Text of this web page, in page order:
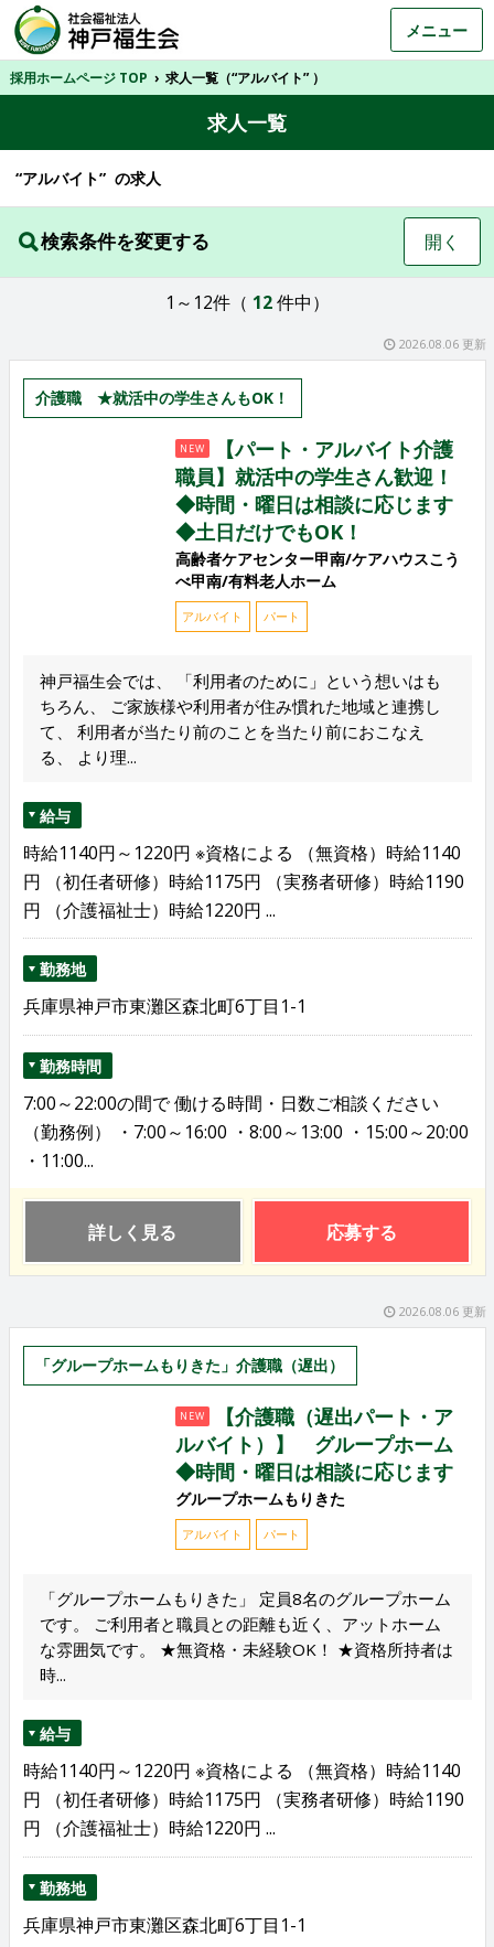
メニュー
採用ホームページ TOP › 求人一覧（“アルバイト” ）
求人一覧
“アルバイト” の求人
検索条件を変更する 開く
1～12件（ 12 件中）
2026.08.06 更新
介護職 ★就活中の学生さんもOK！
NEW
【パート・アルバイト介護
職員】就活中の学生さん歓迎！
◆時間・曜日は相談に応じます
◆土日だけでもOK！
高齢者ケアセンター甲南/ケアハウスこう
べ甲南/有料老人ホーム
アルバイト パート
神戸福生会では、 「利用者のために」という想いはも
ちろん、 ご家族様や利用者が住み慣れた地域と連携し
て、 利用者が当たり前のことを当たり前におこなえ
る、 より理...
給与
時給1140円～1220円 ※資格による （無資格）時給1140
円 （初任者研修）時給1175円 （実務者研修）時給1190
円 （介護福祉士）時給1220円 ...
勤務地
兵庫県神戸市東灘区森北町6丁目1-1
勤務時間
7:00～22:00の間で 働ける時間・日数ご相談ください
（勤務例） ・7:00～16:00 ・8:00～13:00 ・15:00～20:00
・11:00...
詳しく見る 応募する
2026.08.06 更新
「グループホームもりきた」介護職（遅出）
NEW
【介護職（遅出パート・ア
ルバイト）】 グループホーム
◆時間・曜日は相談に応じます
グループホームもりきた
アルバイト パート
「グループホームもりきた」 定員8名のグループホーム
です。 ご利用者と職員との距離も近く、アットホーム
な雰囲気です。 ★無資格・未経験OK！ ★資格所持者は
時...
給与
時給1140円～1220円 ※資格による （無資格）時給1140
円 （初任者研修）時給1175円 （実務者研修）時給1190
円 （介護福祉士）時給1220円 ...
勤務地
兵庫県神戸市東灘区森北町6丁目1-1